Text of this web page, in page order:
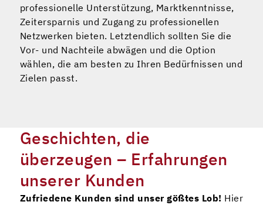
professionelle Unterstützung, Marktkenntnisse,
Zeitersparnis und Zugang zu professionellen
Netzwerken bieten. Letztendlich sollten Sie die
Vor- und Nachteile abwägen und die Option
wählen, die am besten zu Ihren Bedürfnissen und
Zielen passt.
Geschichten, die
überzeugen – Erfahrungen
unserer Kunden
Zufriedene Kunden sind unser gößtes Lob! Hier